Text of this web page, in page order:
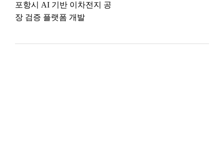
포항시 AI 기반 이차전지 공
장 검증 플랫폼 개발